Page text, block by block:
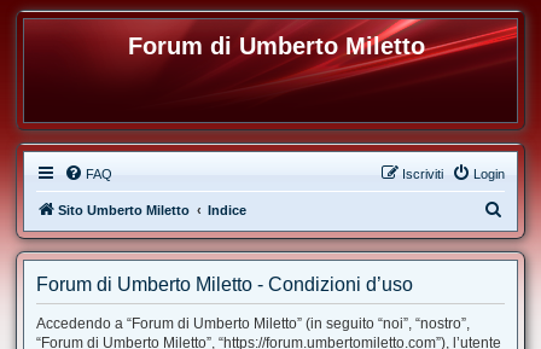
Forum di Umberto Miletto
FAQ Login
Iscriviti
Sito Umberto Miletto Indice
e
Forum di Umberto Miletto - Condizioni d’uso
Accedendo a “Forum di Umberto Miletto” (in seguito “noi”, “nostro”,
“Forum di Umberto Miletto”, “https://forum.umbertomiletto.com”), l’utente